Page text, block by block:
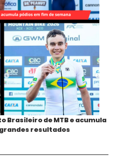
Brasileiro de MTB e acumula
resultados